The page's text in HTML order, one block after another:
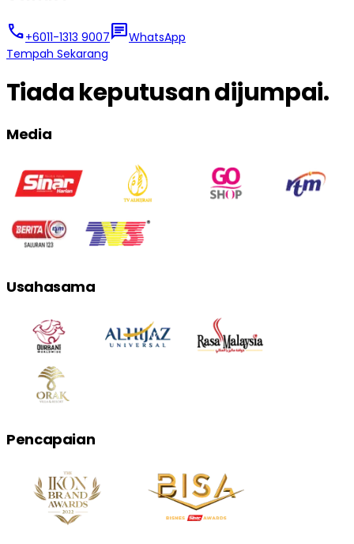
call+6011-1313 9007chatWhatsApp
Tempah Sekarang
Tiada keputusan dijumpai.
Media
Usahasama
Pencapaian